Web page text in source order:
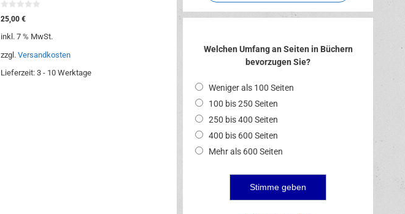
0
v
n
25,00€
inkl. 7 % MwSt.
zzgl.Versandkosten
Lieferzeit:3 - 10 Werktage
Welchen Umfang an Seiten in Büchern
bevorzugen Sie?
Weniger als 100 Seiten
100 bis 250 Seiten
250 bis 400 Seiten
400 bis 600 Seiten
Mehr als 600 Seiten